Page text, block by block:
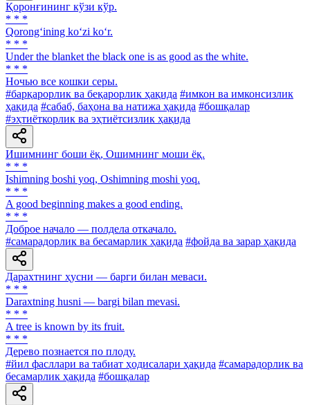
Қоронғининг кўзи кўр.
* * *
Qorong‘ining ko‘zi ko‘r.
* * *
Under the blanket the black one is as good as the white.
* * *
Ночью все кошки серы.
#барқарорлик ва беқарорлик ҳақида #имкон ва имконсизлик
ҳақида #сабаб, баҳона ва натижа ҳақида #бошқалар
#эҳтиёткорлик ва эҳтиётсизлик ҳақида
Ишимнинг боши ёқ, Ошимнинг моши ёқ.
* * *
Ishimning boshi yoq, Oshimning moshi yoq.
* * *
A good beginning makes a good ending.
* * *
Доброе начало — полдела откачало.
#самарадорлик ва бесамарлик ҳақида #фойда ва зарар ҳақида
Дарахтнинг ҳусни — барги билан меваси.
* * *
Daraxtning husni — bargi bilan mevasi.
* * *
A tree is known by its fruit.
* * *
Дерево познается по плоду.
#йил фасллари ва табиат ҳодисалари ҳақида #самарадорлик ва
бесамарлик ҳақида #бошқалар